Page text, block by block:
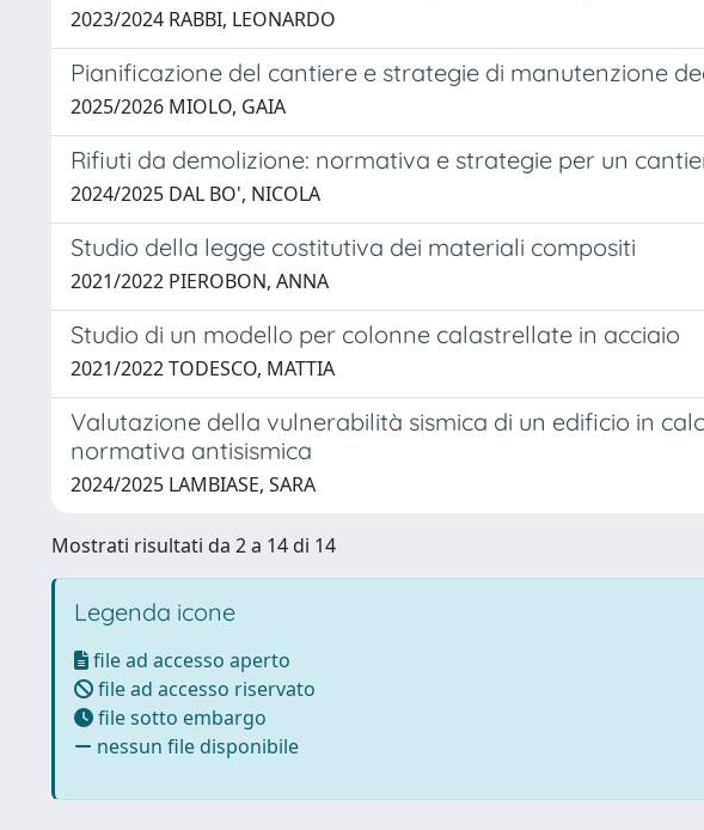
2023/2024 RABBI, LEONARDO
Pianificazione del cantiere e strategie di manutenzione
2025/2026 MIOLO, GAIA
Rifiuti da demolizione: normativa e strategie per un
2024/2025 DAL BO', NICOLA
Studio della legge costitutiva dei materiali compositi
2021/2022 PIEROBON, ANNA
Studio di un modello per colonne calastrellate in acciaio
2021/2022 TODESCO, MATTIA
Valutazione della vulnerabilità sismica di un edificio in
normativa antisismica
2024/2025 LAMBIASE, SARA
Mostrati risultati da 2 a 14 di 14
Legenda icone
file ad accesso aperto
file ad accesso riservato
file sotto embargo
nessun file disponibile